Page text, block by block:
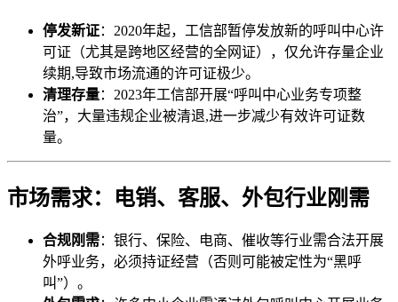
停发新证：2020年起，工信部暂停发放新的呼叫中心许
可证（尤其是跨地区经营的全网证），仅允许存量企业
续期,导致市场流通的许可证极少。
清理存量：2023年工信部开展“呼叫中心业务专项整
治”，大量违规企业被清退,进一步减少有效许可证数
量。
市场需求：电销、客服、外包行业刚需
合规刚需：银行、保险、电商、催收等行业需合法开展
外呼业务，必须持证经营（否则可能被定性为“黑呼
叫”）。